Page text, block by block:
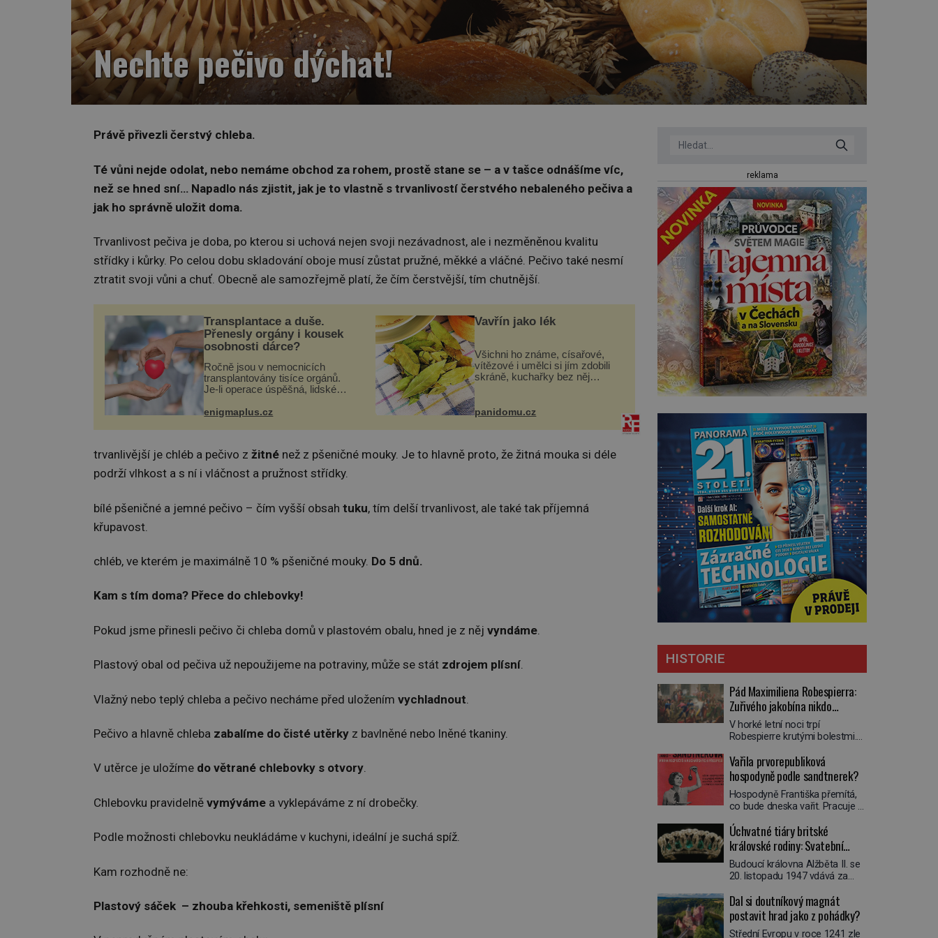
Nechte pečivo dýchat!
Právě přivezli čerstvý chleba.
Té vůni nejde odolat, nebo nemáme obchod za rohem, prostě stane se – a v tašce odnášíme víc,
než se hned sní… Napadlo nás zjistit, jak je to vlastně s trvanlivostí čerstvého nebaleného pečiva a
jak ho správně uložit doma.
Trvanlivost pečiva je doba, po kterou si uchová nejen svoji nezávadnost, ale i nezměněnou kvalitu
střídky i kůrky. Po celou dobu skladování oboje musí zůstat pružné, měkké a vláčné. Pečivo také nesmí
ztratit svoji vůni a chuť. Obecně ale samozřejmě platí, že čím čerstvější, tím chutnější.
Transplantace a duše.
Přenesly orgány i kousek
osobnosti dárce?
Ročně jsou v nemocnicích
transplantovány tisíce orgánů.
Je-li operace úspěšná, lidské
své a pacient může vést
při transplantaci nepřijímám...
enigmaplus.cz
Vavřín jako lék
Všichni ho známe, císařové,
vítězové i umělci si jím zdobili
skráně, kuchařky bez něj
zmírnit některé naše neduhy.
Obsahuje v malém množství
ně...
panidomu.cz
trvanlivější je chléb a pečivo z žitné než z pšeničné mouky. Je to hlavně proto, že žitná mouka si déle
podrží vlhkost a s ní i vláčnost a pružnost střídky.
bílé pšeničné a jemné pečivo – čím vyšší obsah tuku, tím delší trvanlivost, ale také tak příjemná
křupavost.
chléb, ve kterém je maximálně 10 % pšeničné mouky. Do 5 dnů.
Kam s tím doma? Přece do chlebovky!
Pokud jsme přinesli pečivo či chleba domů v plastovém obalu, hned je z něj vyndáme
Plastový obal od pečiva už nepoužijeme na potraviny, může se stát zdrojem plísní.
Vlažný nebo teplý chleba a pečivo necháme před uložením vychladnout
Pečivo a hlavně chleba zabalíme do čisté utěrky z bavlněné nebo lněné tkaniny.
V utěrce je uložíme do větrané chlebovky s otvory.
Chlebovku pravidelně vymýváme a vyklepáváme z ní drobečky.
Podle možnosti chlebovku neukládáme v kuchyni, ideální je suchá spíž.
Kam rozhodně ne:
Plastový sáček – zhouba křehkosti, semeniště plísní
reklama
HISTORIE
Pád Maximiliena Robespierra:
Zuřivého jakobína nikdo
nelitoval?
V horké letní noci trpí
Robespierre krutými bolestmi.
víří kolotoč myšlenek. Když se
probere z mdlob, vzpomene si
na jednu z pařížských
jasnovidek, kterou před lety
navštívil. Prorokovala mu
vysmál. „Robespierre to
dotáhne hodně daleko,“
prohlásil o něm jiný významný
francouzský revolucionář,
Honoré de Mirabeau […]
Vařila prvorepubliková
hospodyně podle sandtnerek?
Hospodyně Františka přemítá,
co bude dneska vařit. Pracuje v
mlsný jazýček. Zalistuje proto
rychle v jedné ze „sandtnerek“.
„Zaplaťpánbůh, že už
nemusíme chodit s lístky,“
povzdechne si směrem ke
ruce. Ještě v prvních letech
nové republiky fungoval kvůli
nedostatku zboží přídělový
Úchvatné tiáry britské
královské rodiny: Svatební
klenot Alžbětě II. praskl
Budoucí královna Alžběta II. se
20. listopadu 1947 vdává za
Mountbattena. Aby měla na
obřad ve Westminsteru podle
tradice „něco vypůjčeného“, její
Dal si doutníkový magnát
postavit hrad jako z pohádky?
Střední Evropu v roce 1241 zle